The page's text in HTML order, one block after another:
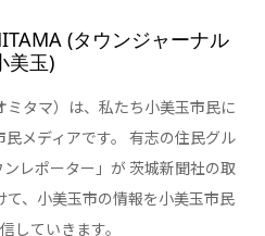
(タウンジャーナル
美玉)
ミタマ）は、私たち小美玉市民に
メディアです。 有志の住民グル
レポーター」が 茨城新聞社の取
、小美玉市の情報を小美玉市民
していきます。